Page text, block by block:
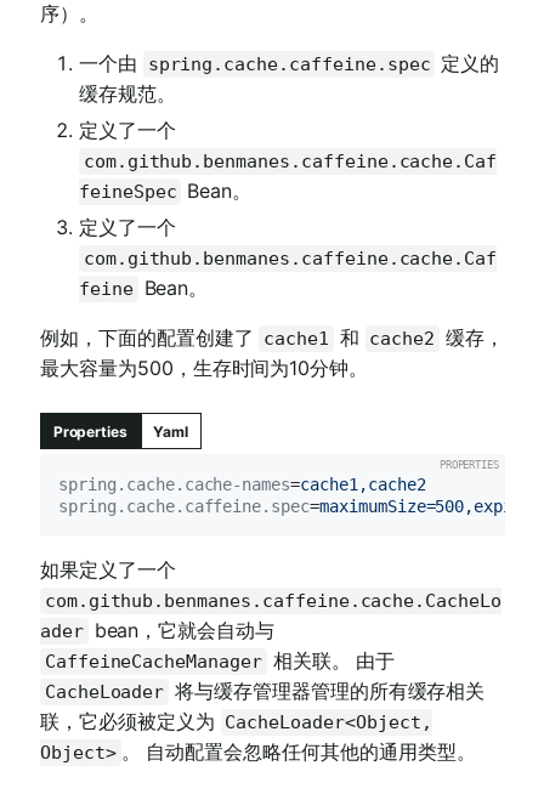
序）。
一个由 spring.cache.caffeine.spec 定义的
缓存规范。
定义了一个
com.github.benmanes.caffeine.cache.Caf
feineSpec Bean。
定义了一个
com.github.benmanes.caffeine.cache.Caf
feine Bean。
例如，下面的配置创建了 cache1 和 cache2 缓存，
最大容量为500，生存时间为10分钟。
Properties Yaml
spring.cache.cache-names=cache1,cache2
spring.cache.caffeine.spec=
如果定义了一个
com.github.benmanes.caffeine.cache.CacheLo
ader bean，它就会自动与
CaffeineCacheManager 相关联。 由于
CacheLoader 将与缓存管理器管理的所有缓存相关
联，它必须被定义为 CacheLoader<Object,
Object> 。 自动配置会忽略任何其他的通用类型。